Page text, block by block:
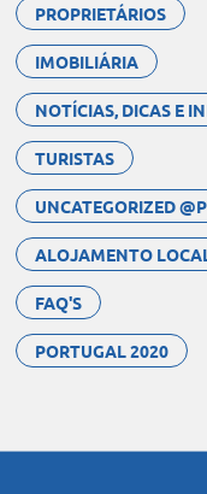
PROPRIETÁRIOS
IMOBILIÁRIA
NOTÍCIAS, DICAS E
TURISTAS
UNCATEGORIZED
ALOJAMENTO
FAQ'S
PORTUGAL 2020